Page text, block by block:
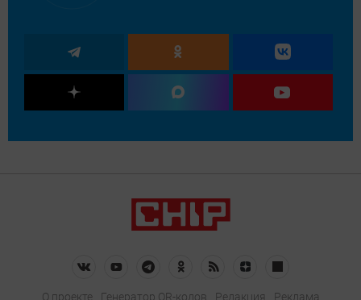
О проекте Генератор QR-кодов Редакция Реклама